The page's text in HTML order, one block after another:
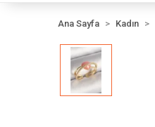
Ana Sayfa Kadın